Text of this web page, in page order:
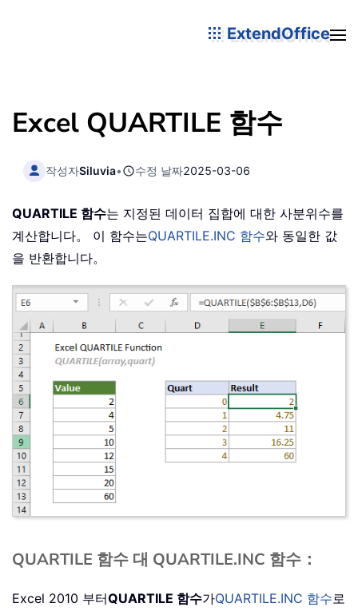
ExtendOffice
Excel QUARTILE 함수
작성자Siluvia• 수정 날짜2025-03-06
QUARTILE 함수는 지정된 데이터 집합에 대한 사분위수를
계산합니다。 이 함수는QUARTILE.INC 함수와 동일한 값
을 반환합니다。
QUARTILE 함수 대 QUARTILE.INC 함수：
Excel 2010 부터QUARTILE 함수가QUARTILE.INC 함수로